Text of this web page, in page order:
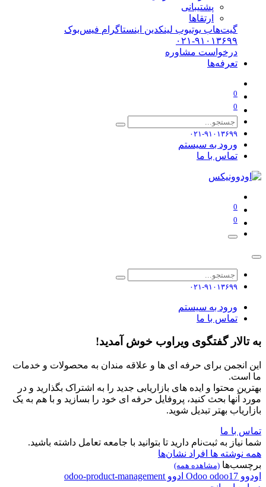
پشتیبانی
ارتقاها
گیت‌هاب یوتیوب لینکدین اینستاگرام فیس‌بوک
۰۲۱-۹۱۰۱۳۶۹۹
درخواست مشاوره
تعرفه‌ها
0
0
۰۲۱-۹۱۰۱۳۶۹۹
ورود به سیستم
تماس با ما
0
0
۰۲۱-۹۱۰۱۳۶۹۹
ورود به سیستم
تماس با ما
به تالار گفتگوی ویراوب خوش آمدید!
این انجمن برای حرفه ای ها و علاقه مندان به محصولات و خدمات
ما است.
بهترین محتوا و ایده های بازاریابی جدید را به اشتراک بگذارید و در
مورد آنها بحث کنید، پروفایل حرفه ای خود را بسازید و با هم به یک
بازاریاب بهتر تبدیل شوید.
تماس با ما
شما نیاز به ثبت‌نام دارید تا بتوانید با جامعه تعامل داشته باشید.
همه نوشته ها افراد نشان‌ها
برچسب‌ها (مشاهده همه)
اودوو Odoo odoo17 ادوو odoo-product-management